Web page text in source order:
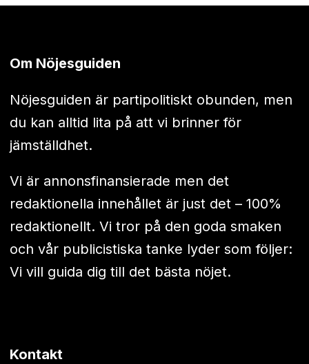
Om Nöjesguiden
Nöjesguiden är partipolitiskt obunden, men
du kan alltid lita på att vi brinner för
jämställdhet.
Vi är annonsfinansierade men det
redaktionella innehållet är just det – 100%
redaktionellt. Vi tror på den goda smaken
och vår publicistiska tanke lyder som följer:
Vi vill guida dig till det bästa nöjet.
Kontakt